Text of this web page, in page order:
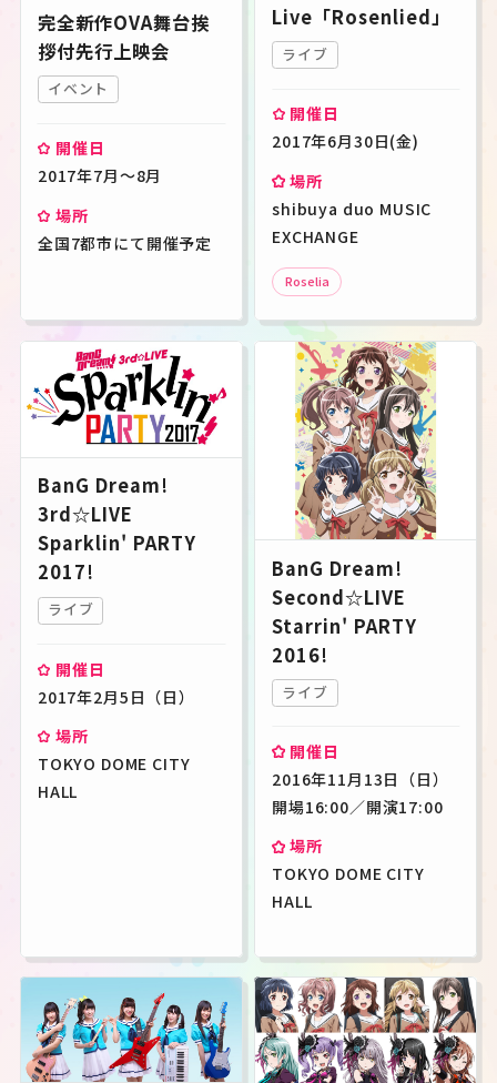
完全新作OVA舞台挨
拶付先行上映会
イベント
開催日
2017年7月～8月
場所
全国7都市にて開催予定
Live「Rosenlied」
ライブ
開催日
2017年6月30日(金)
場所
shibuya duo MUSIC
EXCHANGE
Roselia
BanG Dream!
3rd☆LIVE
Sparklin' PARTY
2017!
ライブ
開催日
2017年2月5日（日）
場所
TOKYO DOME CITY
HALL
BanG Dream!
Second☆LIVE
Starrin' PARTY
2016!
ライブ
開催日
2016年11月13日（日）
開場16:00／開演17:00
場所
TOKYO DOME CITY
HALL